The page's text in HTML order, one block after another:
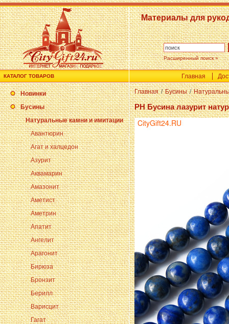
Материалы для
Расширенный поиск »
КАТАЛОГ ТОВАРОВ Главная
Новинки
Бусины
Натуральные камни и имитации
Авантюрин
Агат и халцедон
Азурит
Аквамарин
Амазонит
Аметист
Аметрин
Апатит
Ангелит
Арагонит
Бирюза
Бронзит
Берилл
Варисцит
Гагат
Главная / Бусины /
PH Бусина лазурит